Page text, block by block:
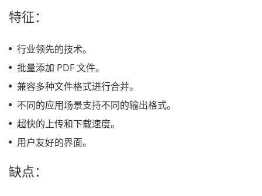
特征：
行业领先的技术。
批量添加 PDF 文件。
兼容多种文件格式进行合并。
不同的应用场景支持不同的输出格式。
超快的上传和下载速度。
用户友好的界面。
缺点：